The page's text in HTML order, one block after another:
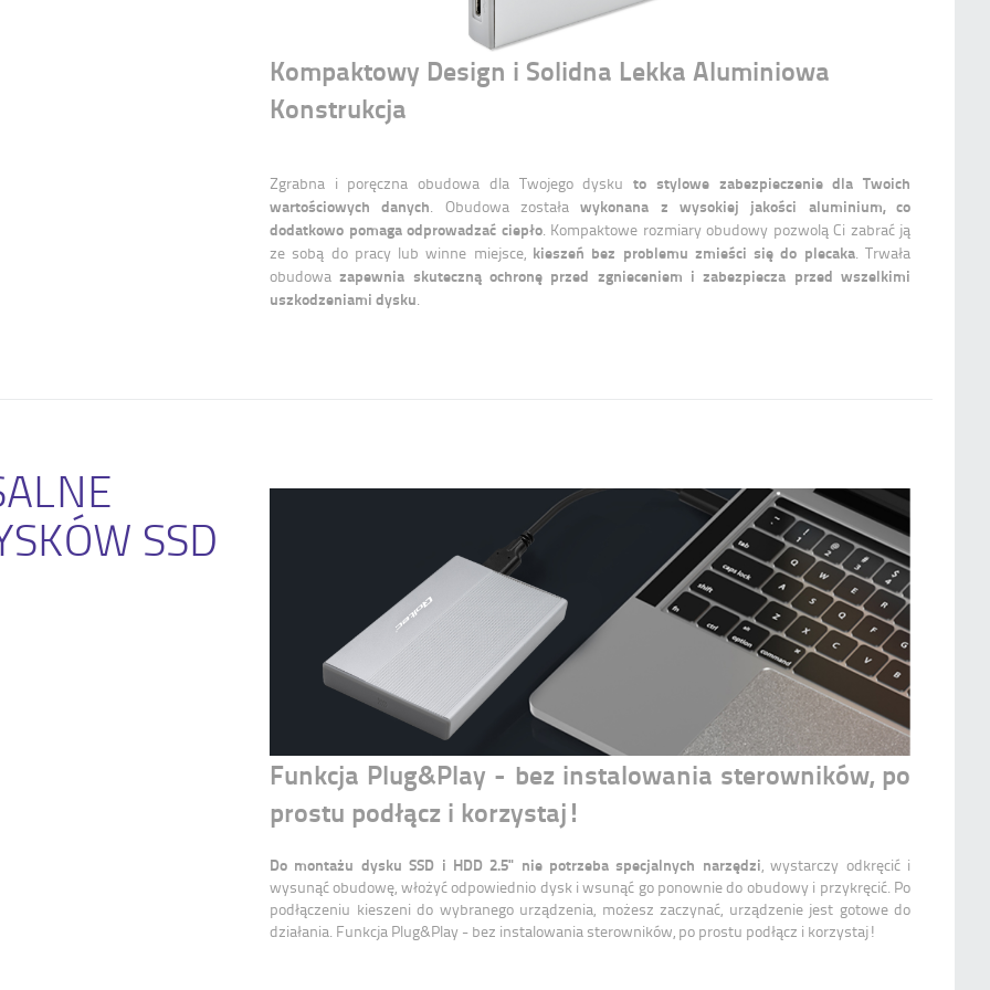
Kompaktowy Design i Solidna Lekka Aluminiowa
Konstrukcja
Zgrabna i poręczna obudowa dla Twojego dyskuto stylowe zabezpieczenie dla Twoich
wartościowych danych. Obudowa zostaławykonana z wysokiej jakości aluminium, co
dodatkowo pomaga odprowadzać ciepło. Kompaktowe rozmiary obudowy pozwolą Ci zabrać ją
ze sobą do pracy lub winne miejsce, kieszeń bez problemu zmieści się do plecaka. Trwała
obudowazapewnia skuteczną ochronę przed zgnieceniem i zabezpiecza przed wszelkimi
uszkodzeniami dysku.
SSD
Funkcja Plug&Play - bez instalowania sterowników, po
prostu podłącz i korzystaj!
Do montażu dysku SSD i HDD 2.5" nie potrzeba specjalnych narzędzi , wystarczy odkręcić i
wysunąć obudowę, włożyć odpowiednio dysk i wsunąć go ponownie do obudowy i przykręcić. Po
podłączeniu kieszeni do wybranego urządzenia, możesz zaczynać, urządzenie jest gotowe do
działania. Funkcja Plug&Play - bez instalowania sterowników, po prostu podłącz i korzystaj!